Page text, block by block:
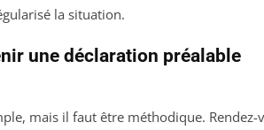
la situation.
une déclaration préalable
mais il faut être méthodique. Rendez-